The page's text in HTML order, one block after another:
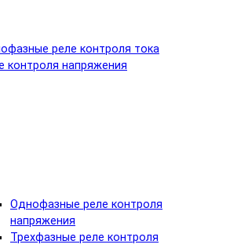
реле контроля тока
контроля напряжения
Однофазные реле контроля
напряжения
Трехфазные реле контроля